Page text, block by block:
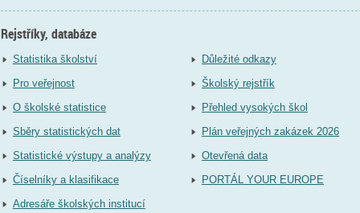
Rejstříky, databáze
Statistika školství
Pro veřejnost
O školské statistice
Sběry statistických dat
Statistické výstupy a analýzy
Číselníky a klasifikace
Adresáře školských institucí
Důležité odkazy
Školský rejstřík
Přehled vysokých škol
Plán veřejných zakázek 2026
Otevřená data
PORTÁL YOUR EUROPE